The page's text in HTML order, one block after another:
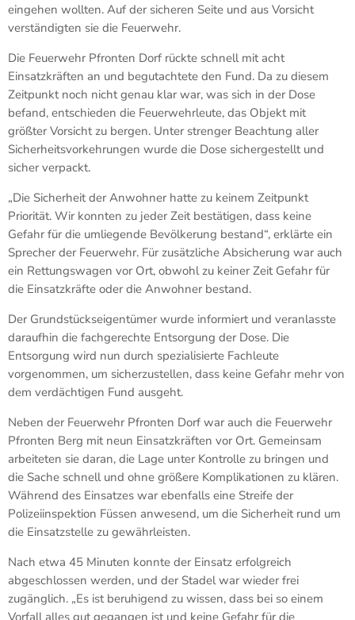
eingehen wollten. Auf der sicheren Seite und aus Vorsicht
verständigten sie die Feuerwehr.
Die Feuerwehr Pfronten Dorf rückte schnell mit acht
Einsatzkräften an und begutachtete den Fund. Da zu diesem
Zeitpunkt noch nicht genau klar war, was sich in der Dose
befand, entschieden die Feuerwehrleute, das Objekt mit
größter Vorsicht zu bergen. Unter strenger Beachtung aller
Sicherheitsvorkehrungen wurde die Dose sichergestellt und
sicher verpackt.
„Die Sicherheit der Anwohner hatte zu keinem Zeitpunkt
Priorität. Wir konnten zu jeder Zeit bestätigen, dass keine
Gefahr für die umliegende Bevölkerung bestand“, erklärte ein
Sprecher der Feuerwehr. Für zusätzliche Absicherung war auch
ein Rettungswagen vor Ort, obwohl zu keiner Zeit Gefahr für
die Einsatzkräfte oder die Anwohner bestand.
Der Grundstückseigentümer wurde informiert und veranlasste
daraufhin die fachgerechte Entsorgung der Dose. Die
Entsorgung wird nun durch spezialisierte Fachleute
vorgenommen, um sicherzustellen, dass keine Gefahr mehr von
dem verdächtigen Fund ausgeht.
Neben der Feuerwehr Pfronten Dorf war auch die Feuerwehr
Pfronten Berg mit neun Einsatzkräften vor Ort. Gemeinsam
arbeiteten sie daran, die Lage unter Kontrolle zu bringen und
die Sache schnell und ohne größere Komplikationen zu klären.
Während des Einsatzes war ebenfalls eine Streife der
Polizeiinspektion Füssen anwesend, um die Sicherheit rund um
die Einsatzstelle zu gewährleisten.
Nach etwa 45 Minuten konnte der Einsatz erfolgreich
abgeschlossen werden, und der Stadel war wieder frei
zugänglich. „Es ist beruhigend zu wissen, dass bei so einem
Vorfall alles gut gegangen ist und keine Gefahr für die